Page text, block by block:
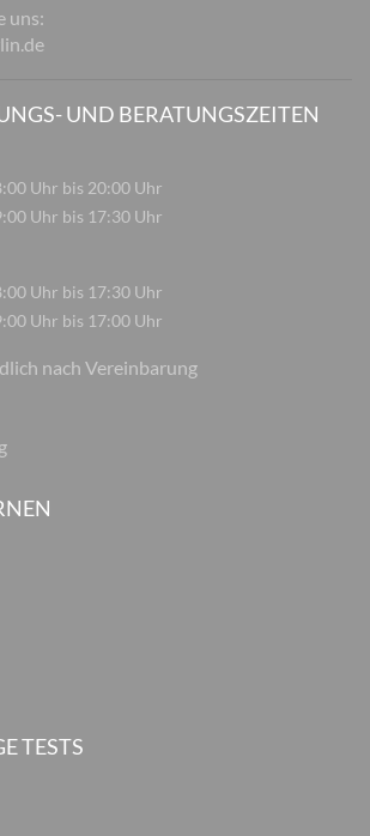
uns:
UND BERATUNGSZEITEN
Uhr bis 20:00 Uhr
Uhr bis 17:30 Uhr
Uhr bis 17:30 Uhr
Uhr bis 17:00 Uhr
nach Vereinbarung
TESTS